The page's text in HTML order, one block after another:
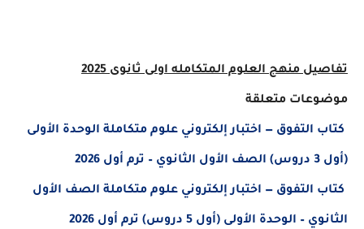
منهج العلوم المتكامله اولى ثانوى 2025
متعلقة
— اختبار إلكتروني علوم متكاملة الوحدة الأولى
التفوق — اختبار إلكتروني علوم متكاملة الصف الأول
الوحدة الأولى (أول 5 دروس) ترم أول 2026